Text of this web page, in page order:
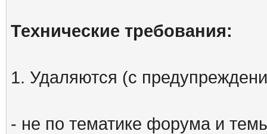
Технические требования:
1. Удаляются (с
- не по тематике форума и